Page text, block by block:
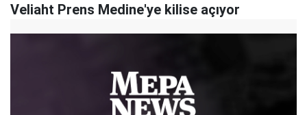
Veliaht Prens Medine'ye kilise açıyor